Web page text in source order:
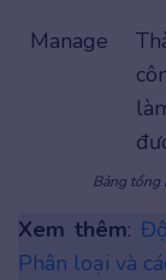
Manage
Bảng tổng
Xem thêm:
Phân loại và